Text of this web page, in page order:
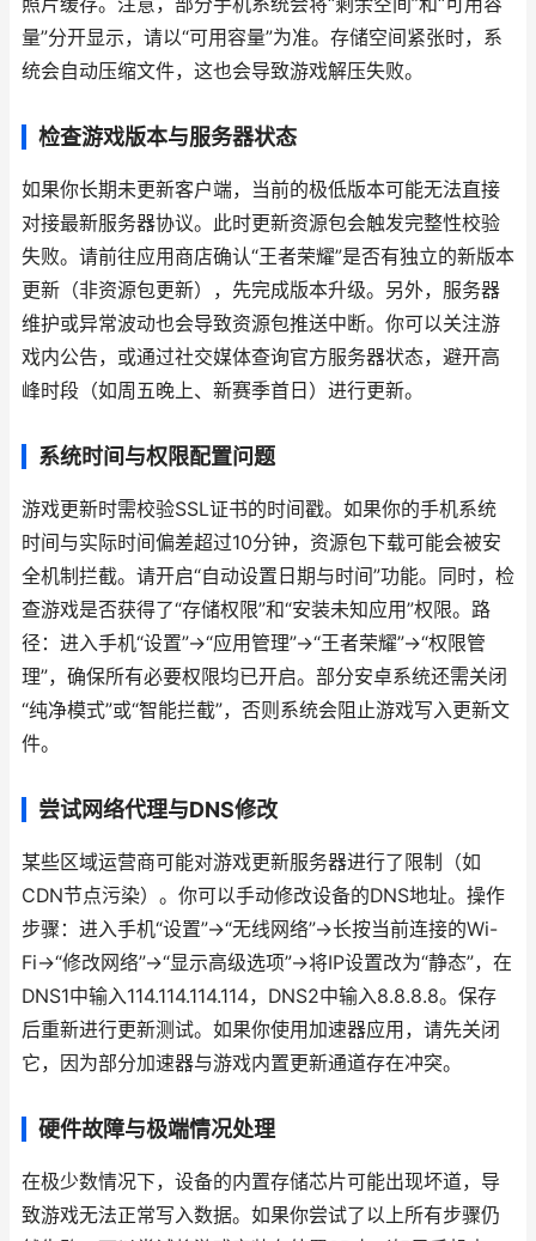
量”分开显示，请以“可用容量”为准。存储空间紧张时，系
统会自动压缩文件，这也会导致游戏解压失败。
检查游戏版本与服务器状态
如果你长期未更新客户端，当前的极低版本可能无法直接
对接最新服务器协议。此时更新资源包会触发完整性校验
失败。请前往应用商店确认“王者荣耀”是否有独立的新版本
更新（非资源包更新），先完成版本升级。另外，服务器
维护或异常波动也会导致资源包推送中断。你可以关注游
戏内公告，或通过社交媒体查询官方服务器状态，避开高
峰时段（如周五晚上、新赛季首日）进行更新。
系统时间与权限配置问题
游戏更新时需校验SSL证书的时间戳。如果你的手机系统
时间与实际时间偏差超过10分钟，资源包下载可能会被安
全机制拦截。请开启“自动设置日期与时间”功能。同时，检
查游戏是否获得了“存储权限”和“安装未知应用”权限。路
径：进入手机“设置”->“应用管理”->“王者荣耀”->“权限管
理”，确保所有必要权限均已开启。部分安卓系统还需关闭
“纯净模式”或“智能拦截”，否则系统会阻止游戏写入更新文
件。
尝试网络代理与DNS修改
某些区域运营商可能对游戏更新服务器进行了限制（如
CDN节点污染）。你可以手动修改设备的DNS地址。操作
步骤：进入手机“设置”->“无线网络”->长按当前连接的Wi-
Fi->“修改网络”->“显示高级选项”->将IP设置改为“静态”，在
DNS1中输入114.114.114.114，DNS2中输入8.8.8.8。保存
后重新进行更新测试。如果你使用加速器应用，请先关闭
它，因为部分加速器与游戏内置更新通道存在冲突。
硬件故障与极端情况处理
在极少数情况下，设备的内置存储芯片可能出现坏道，导
致游戏无法正常写入数据。如果你尝试了以上所有步骤仍